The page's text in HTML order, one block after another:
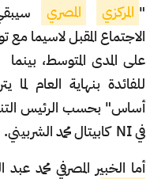
" المركزي المصري
الاجتماع المقبل لاسيما
على المدى المتوسط، بينما
أساس" بحسب الرئيس
في NI
كابيتال محمد الشربيني.
أما الخبير المصرفي محمد